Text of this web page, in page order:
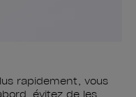
rapidement, vous
évitez de les